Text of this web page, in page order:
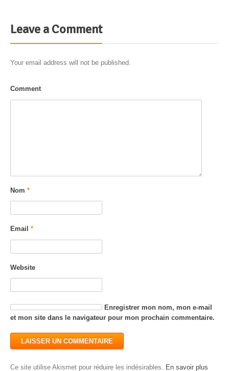
Leave a Comment
Your email address will not be published.
Comment
Nom *
Email *
Website
Enregistrer mon nom, mon e-mail
et mon site dans le navigateur pour mon prochain commentaire.
Ce site utilise Akismet pour réduire les indésirables. En savoir plus